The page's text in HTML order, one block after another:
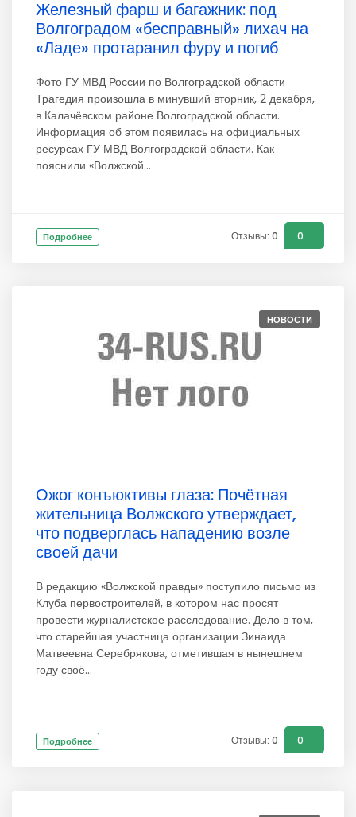
Железный фарш и багажник: под
Волгоградом «бесправный» лихач на
«Ладе» протаранил фуру и погиб
Фото ГУ МВД России по Волгоградской области
Трагедия произошла в минувший вторник, 2 декабря,
в Калачёвском районе Волгоградской области.
Информация об этом появилась на официальных
ресурсах ГУ МВД Волгоградской области. Как
пояснили «Волжской...
Подробнее Отзывы: 0 0
НОВОСТИ
Ожог конъюктивы глаза: Почётная
жительница Волжского утверждает,
что подверглась нападению возле
своей дачи
В редакцию «Волжской правды» поступило письмо из
Клуба первостроителей, в котором нас просят
провести журналистское расследование. Дело в том,
что старейшая участница организации Зинаида
Матвеевна Серебрякова, отметившая в нынешнем
году своё...
Подробнее Отзывы: 0 0